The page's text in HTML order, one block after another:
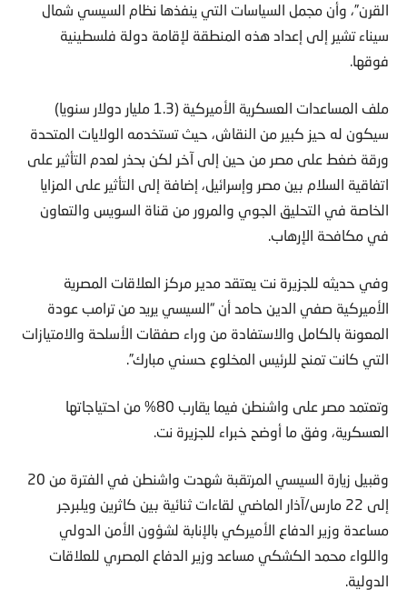
القرن”، وأن مجمل السياسات التي ينفذها نظام السيسي شمال
سيناء تشير إلى إعداد هذه المنطقة لإقامة دولة فلسطينية
فوقها.
ملف المساعدات العسكرية الأميركية (1.3 مليار دولار سنويا)
سيكون له حيز كبير من النقاش، حيث تستخدمه الولايات المتحدة
ورقة ضغط على مصر من حين إلى آخر لكن بحذر لعدم التأثير على
اتفاقية السلام بين مصر وإسرائيل، إضافة إلى التأثير على المزايا
الخاصة في التحليق الجوي والمرور من قناة السويس والتعاون
في مكافحة الإرهاب.
وفي حديثه للجزيرة نت يعتقد مدير مركز العلاقات المصرية
الأميركية صفي الدين حامد أن “السيسي يريد من ترامب عودة
المعونة بالكامل والاستفادة من وراء صفقات الأسلحة والامتيازات
التي كانت تمنح للرئيس المخلوع حسني مبارك”.
وتعتمد مصر على واشنطن فيما يقارب 80% من احتياجاتها
العسكرية، وفق ما أوضح خبراء للجزيرة نت.
وقبيل زيارة السيسي المرتقبة شهدت واشنطن في الفترة من 20
إلى 22 مارس/آذار الماضي لقاءات ثنائية بين كاثرين ويلبرجر
مساعدة وزير الدفاع الأميركي بالإنابة لشؤون الأمن الدولي
واللواء محمد الكشكي مساعد وزير الدفاع المصري للعلاقات
الدولية.